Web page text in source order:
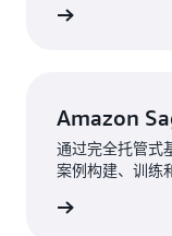
Amazon
通过完全托管式
案例构建、训练